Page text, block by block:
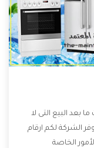
بعد البيع التى لا
الشركة لكم ارقام
الخاصة